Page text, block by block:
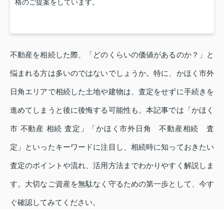
格のご提案をしています。
不動産を相続した際、「どのくらいの価値があるのか？」と
悩まれる方は多いのではないでしょうか。特に、かほく市外
日角エリアで相続した土地や建物は、査定をせずに手続きを
進めてしまうと後に後悔する可能性も。本記事では「かほく
市 不動産 相続 査定」「かほく市外日角 不動産相続 査
定」といったキーワードに注目し、相続時に知っておきたい
査定のポイントや流れ、活用方法までわかりやすく解説しま
す。大切なご資産を無駄なく守るための第一歩として、今す
ぐ確認してみてください。